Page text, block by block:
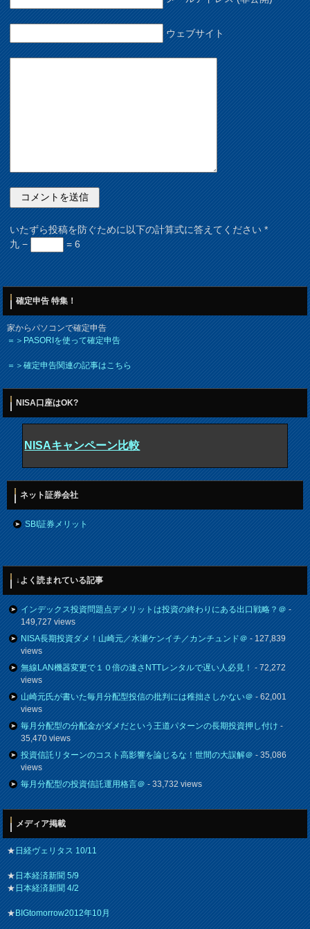
ウェブサイト
いたずら投稿を防ぐために以下の計算式に答えてください*
九 −
= 6
確定申告 特集！
家からパソコンで確定申告
＝＞PASORIを使って確定申告
＝＞確定申告関連の記事はこちら
NISA口座はOK?
NISAキャンペーン比較
ネット証券会社
SBI証券メリット
↓よく読まれている記事
インデックス投資問題点デメリットは投資の終わりにある出口戦略？＠-
149,727 views
NISA長期投資ダメ！山崎元／水瀬ケンイチ／カンチュンド＠- 127,839
views
無線LAN機器変更で１０倍の速さNTTレンタルで遅い人必見！- 72,272
views
山崎元氏が書いた毎月分配型投信の批判には稚拙さしかない＠- 62,001
views
毎月分配型の分配金がダメだという王道パターンの長期投資押し付け-
35,470 views
投資信託リターンのコスト高影響を論じるな！世間の大誤解＠- 35,086
views
毎月分配型の投資信託運用格言＠- 33,732 views
メディア掲載
★日経ヴェリタス 10/11
★日本経済新聞 5/9
★日本経済新聞 4/2
★BIGtomorrow2012年10月